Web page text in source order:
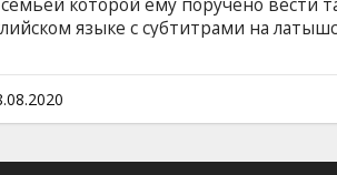
языке с субтитрами на